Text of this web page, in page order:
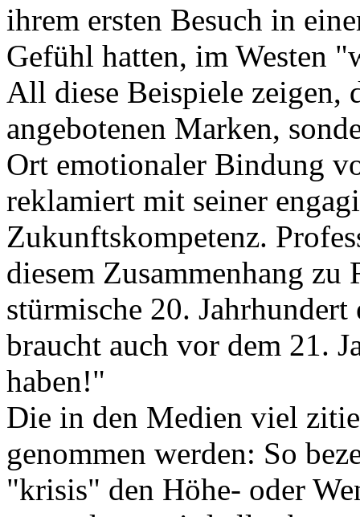
ihrem ersten Besuch in
Gefühl hatten, im Westen
All diese Beispiele zeigen,
angebotenen Marken,
Ort emotionaler Bindung
reklamiert mit seiner
Zukunftskompetenz.
diesem Zusammenhang zu
stürmische 20.
braucht auch vor dem 21.
haben!"
Die in den Medien viel
genommen werden: So
"krisis" den Höhe- oder